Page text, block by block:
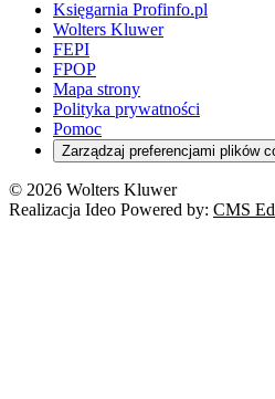
Księgarnia Profinfo.pl
Wolters Kluwer
FEPI
FPOP
Mapa strony
Polityka prywatności
Pomoc
Zarządzaj preferencjami plików
© 2026 Wolters Kluwer
Realizacja Ideo Powered by: CMS